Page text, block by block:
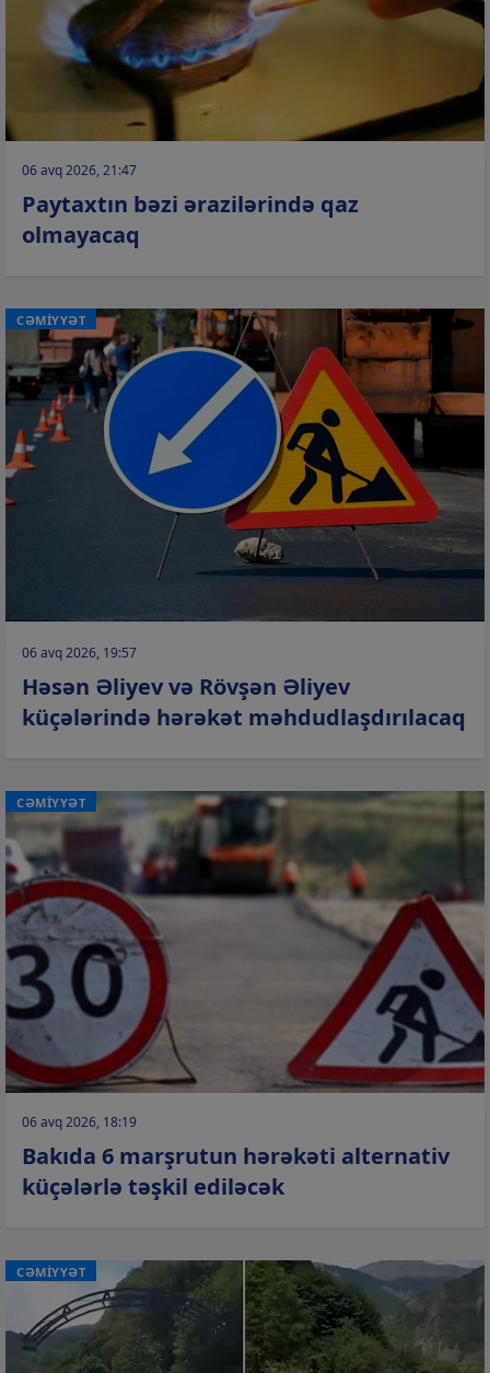
06 avq 2026, 21:47
Paytaxtın bəzi ərazilərində qaz
olmayacaq
CƏMİYYƏT
06 avq 2026, 19:57
Həsən Əliyev və Rövşən Əliyev
küçələrində hərəkət məhdudlaşdırılacaq
CƏMİYYƏT
06 avq 2026, 18:19
Bakıda 6 marşrutun hərəkəti alternativ
küçələrlə təşkil ediləcək
CƏMİYYƏT